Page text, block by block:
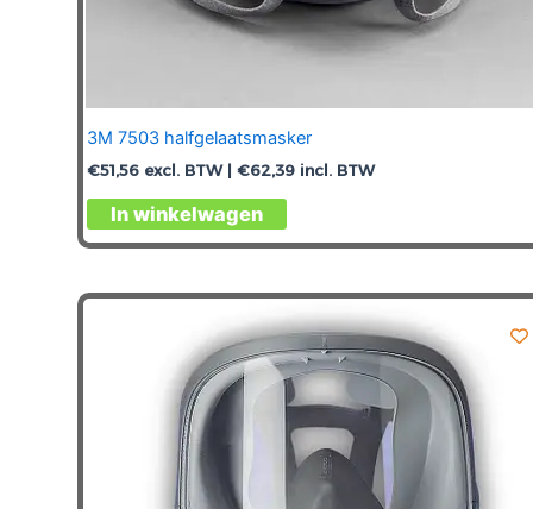
3M 7503 halfgelaatsmasker
€51,56 excl. BTW | €62,39 incl. BTW
In winkelwagen